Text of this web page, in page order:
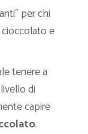
per chi
e
tenere a
di
capire
.